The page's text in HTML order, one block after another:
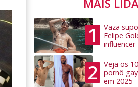
MAIS
1
Vaza
Felipe
influencer
2
Veja os
pornô
em 2025